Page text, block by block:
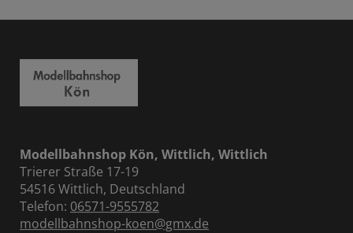
Modellbahnshop Kön, Wittlich, Wittlich
Trierer Straße 17-19
54516 Wittlich, Deutschland
Telefon: 06571-9555782
modellbahnshop-koen@gmx.de